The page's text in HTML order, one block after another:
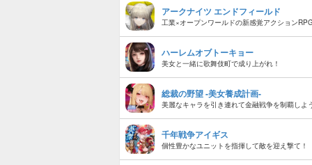
アークナイツ エンドフィールド
工業×オープンワールドの新感覚アクション
ハーレムオブトーキョー
美女と一緒に歌舞伎町で成り上がれ！
総裁の野望 -美女養成計画-
美麗なキャラを引き連れて金融戦争を制覇しよ
千年戦争アイギス
個性豊かなユニットを指揮して敵を迎え撃て！